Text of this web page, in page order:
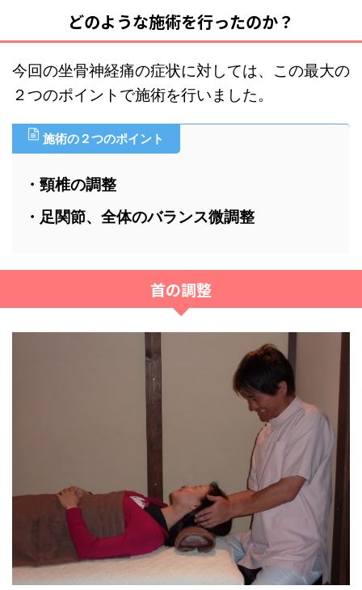
どのような施術を行ったのか？
今回の坐骨神経痛の症状に対しては、この最大の
２つのポイントで施術を行いました。
施術の２つのポイント
・頸椎の調整
・足関節、全体のバランス微調整
首の調整